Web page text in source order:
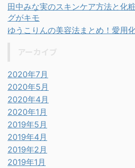
田中みな実のスキンケア方法と化
グがキモ
ゆうこりんの美容法まとめ！愛用
2020年7月
2020年5月
2020年4月
2020年1月
2019年5月
2019年4月
2019年2月
2019年1月